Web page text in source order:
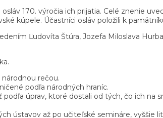
170. výročia ich prijatia. Celé znenie
kúpele. Účastníci osláv položili k
Ľudovíta Štúra, Jozefa Miloslava
rečou.
podľa národných hraníc.
úprav, ktoré dostali od tých, čo ich na
ústavov až po učiteľské semináre, vyššie